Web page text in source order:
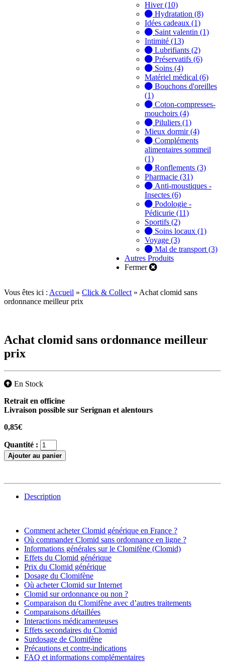
Hiver (10)
Hydratation (8)
Idées cadeaux (1)
Saint valentin (1)
Intimité (13)
Lubrifiants (2)
Préservatifs (6)
Soins (4)
Matériel médical (6)
Bouchons d'oreilles
(1)
Coton-compresses-
mouchoirs (4)
Piluliers (1)
Mieux dormir (4)
Compléments
alimentaires sommeil
(1)
Ronflements (3)
Pharmacie (31)
Anti-moustiques -
Insectes (6)
Podologie -
Pédicurie (11)
Sportifs (2)
Soins locaux (1)
Voyage (3)
Mal de transport (3)
Autres Produits
Fermer
Vous êtes ici : Accueil » Click & Collect » Achat clomid sans
ordonnance meilleur prix
Achat clomid sans ordonnance meilleur
prix
En Stock
Retrait en officine
Livraison possible sur Serignan et alentours
0,85€
Quantité :
Ajouter au panier
Description
Comment acheter Clomid générique en France ?
Où commander Clomid sans ordonnance en ligne ?
Informations générales sur le Clomifène (Clomid)
Effets du Clomid générique
Prix du Clomid générique
Dosage du Clomifène
Où acheter Clomid sur Internet
Clomid sur ordonnance ou non ?
Comparaison du Clomifène avec d’autres traitements
Comparaisons détaillées
Interactions médicamenteuses
Effets secondaires du Clomid
Surdosage de Clomifène
Précautions et contre-indications
FAQ et informations complémentaires